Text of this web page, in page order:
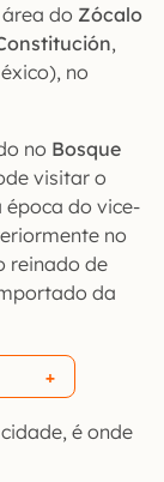
do Zócalo
,
no
no Bosque
visitar o
época do vice-
no
reinado de
da
é onde